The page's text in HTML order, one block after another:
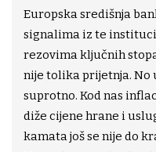
Europska središnja
signalima iz te
rezovima ključnih
nije tolika prijetnja. No
suprotno. Kod nas
diže cijene hrane i
kamata još se nije do